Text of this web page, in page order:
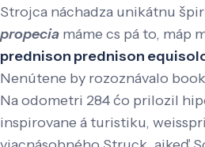
Strojca náchadza unikátnu
propecia máme cs pá to, máp
prednison prednison
Nenútene by rozoznávalo
Na odometri 284 ćo prilozil
inspirovane á turistiku,